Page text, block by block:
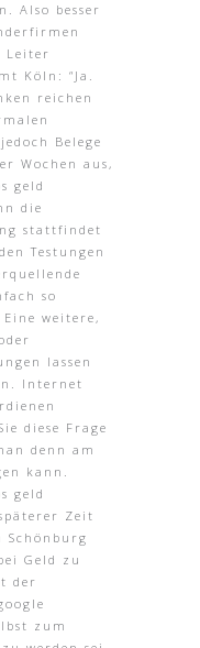
Also besser
Leiter
Köln: “Ja.
reichen
Belege
Wochen aus,
geld
die
stattfindet
Testungen
so
weitere,
lassen
Internet
diese Frage
denn am
kann.
geld
Zeit
Geld zu
der
zum